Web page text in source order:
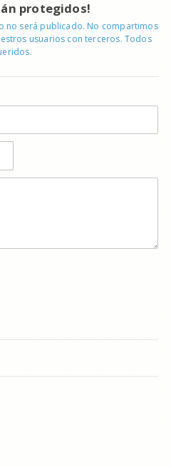
protegidos!
no será publicado. No compartimos
usuarios con terceros. Todos